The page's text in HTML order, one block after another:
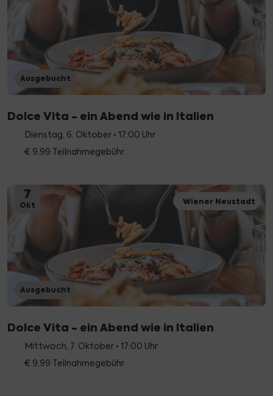
Ausgebucht
Dolce Vita - ein Abend wie in Italien
Dienstag, 6. Oktober • 17:00 Uhr
€ 9,99 Teilnahmegebühr
7
Okt Wiener Neustadt
Ausgebucht
Dolce Vita - ein Abend wie in Italien
Mittwoch, 7. Oktober • 17:00 Uhr
€ 9,99 Teilnahmegebühr